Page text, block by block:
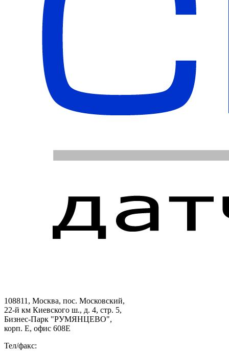
108811, Москва, пос. Московский,
22-й км Киевского ш., д. 4, стр. 5,
Бизнес-Парк "РУМЯНЦЕВО",
корп. Е, офис 608E
Тел/факс: